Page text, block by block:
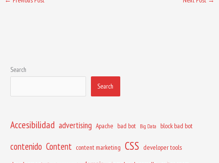
Search
Search
Accesibilidad advertising Apache bad bot Big Data block bad bot
contenido Content content marketing CSS developer tools